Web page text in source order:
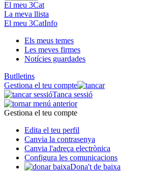
El meu 3Cat
La meva llista
El meu 3CatInfo
Els meus temes
Les meves firmes
Notícies guardades
Butlletins
Gestiona el teu compte
Tanca sessió
Gestiona el teu compte
Edita el teu perfil
Canvia la contrasenya
Canvia l'adreça electrònica
Configura les comunicacions
Dona't de baixa